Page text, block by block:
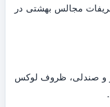
مجالس بهشتی در
و صندلی، ظروف لوکس